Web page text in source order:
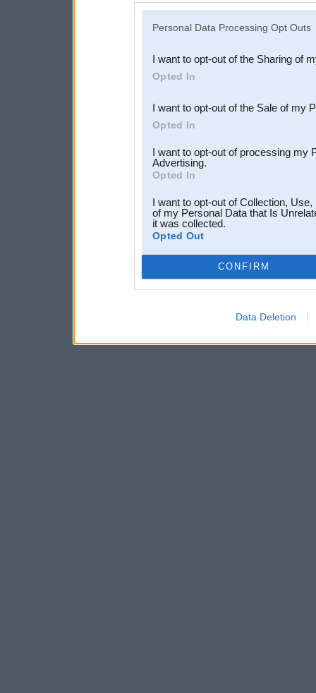
Downstream Participants
third parties.
Personal Data Processing Opt Outs
I want to opt-out of the Sharing of
Opted In
I want to opt-out of the Sale of my
Opted In
I want to opt-out of processing my
Advertising.
Opted In
I want to opt-out of Collection,
of my Personal Data that Is
it was collected.
Opted Out
CONFIRM
Data Deletion